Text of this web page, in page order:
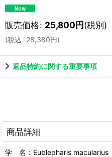
販売価格: 25,800円(税別)
(税込: 28,380円)
返品特約に関する重要事項
商品詳細
学 名：Eublepharis macularius